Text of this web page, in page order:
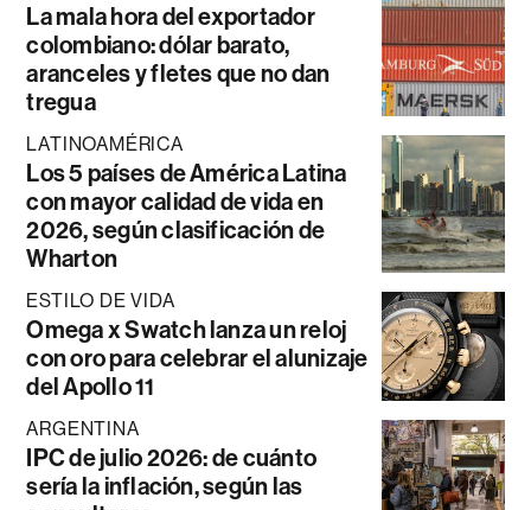
La mala hora del exportador
colombiano: dólar barato,
aranceles y fletes que no dan
tregua
LATINOAMÉRICA
Los 5 países de América Latina
con mayor calidad de vida en
2026, según clasificación de
Wharton
ESTILO DE VIDA
Omega x Swatch lanza un reloj
con oro para celebrar el alunizaje
del Apollo 11
ARGENTINA
IPC de julio 2026: de cuánto
sería la inflación, según las